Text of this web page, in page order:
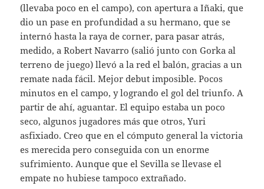
(llevaba poco en el campo), con apertura a Iñaki, que
dio un pase en profundidad a su hermano, que se
internó hasta la raya de corner, para pasar atrás,
medido, a Robert Navarro (salió junto con Gorka al
terreno de juego) llevó a la red el balón, gracias a un
remate nada fácil. Mejor debut imposible. Pocos
minutos en el campo, y logrando el gol del triunfo. A
partir de ahí, aguantar. El equipo estaba un poco
seco, algunos jugadores más que otros, Yuri
asfixiado. Creo que en el cómputo general la victoria
es merecida pero conseguida con un enorme
sufrimiento. Aunque que el Sevilla se llevase el
empate no hubiese tampoco extrañado.